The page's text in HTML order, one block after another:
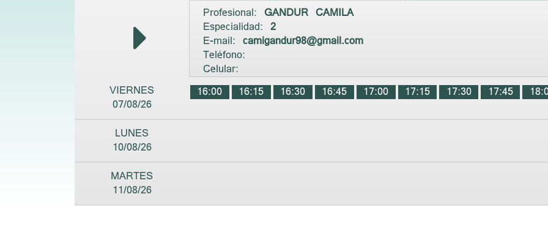
Profesional: GANDUR CAMILA
Especialidad: 2
E-mail: camigandur98@gmail.com
Teléfono:
Celular:
VIERNES
07/08/26
16:00 16:15 16:30 16:45 17:00 17:15 17:30 17:45
LUNES
10/08/26
MARTES
11/08/26